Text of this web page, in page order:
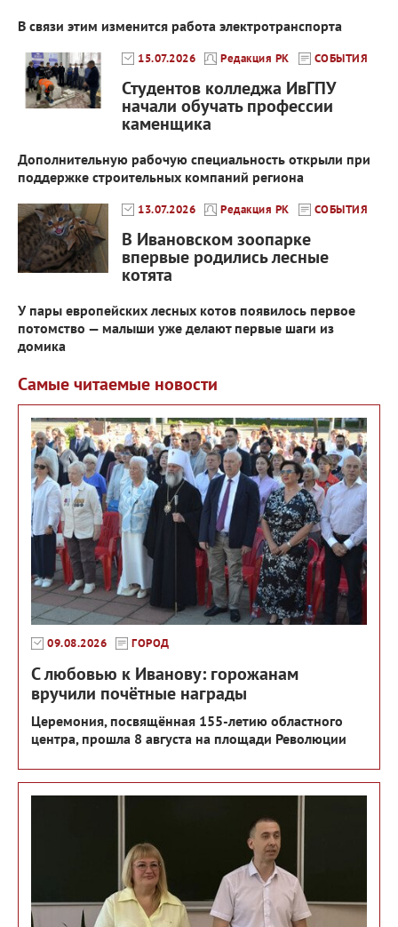
В связи этим изменится работа электротранспорта
15.07.2026 Редакция РК СОБЫТИЯ
Студентов колледжа ИвГПУ
начали обучать профессии
каменщика
Дополнительную рабочую специальность открыли при
поддержке строительных компаний региона
13.07.2026 Редакция РК СОБЫТИЯ
В Ивановском зоопарке
впервые родились лесные
котята
У пары европейских лесных котов появилось первое
потомство — малыши уже делают первые шаги из
домика
Самые читаемые новости
09.08.2026 ГОРОД
С любовью к Иванову: горожанам
вручили почётные награды
Церемония, посвящённая 155-летию областного
центра, прошла 8 августа на площади Революции